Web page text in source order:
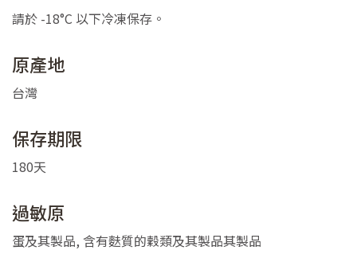
請於 -18°C 以下冷凍保存。
原產地
台灣
保存期限
180天
過敏原
蛋及其製品, 含有麩質的穀類及其製品其製品